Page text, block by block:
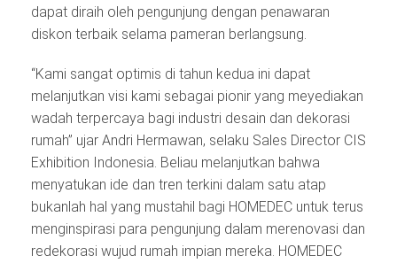
dapat diraih oleh pengunjung dengan penawaran
diskon terbaik selama pameran berlangsung.
“Kami sangat optimis di tahun kedua ini dapat
melanjutkan visi kami sebagai pionir yang meyediakan
wadah terpercaya bagi industri desain dan dekorasi
rumah” ujar Andri Hermawan, selaku Sales Director CIS
Exhibition Indonesia. Beliau melanjutkan bahwa
menyatukan ide dan tren terkini dalam satu atap
bukanlah hal yang mustahil bagi HOMEDEC untuk terus
menginspirasi para pengunjung dalam merenovasi dan
redekorasi wujud rumah impian mereka. HOMEDEC